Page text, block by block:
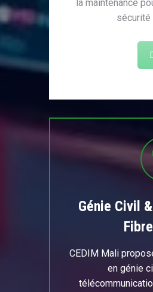
la maintenance
sécurité
Génie Civil
CEDIM Mali
en génie